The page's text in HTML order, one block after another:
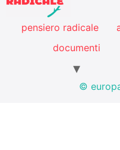
pensiero radicale
documenti
©